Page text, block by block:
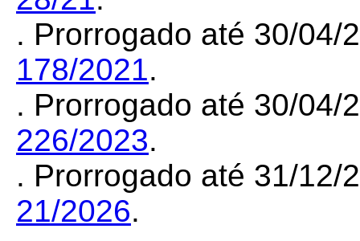
. Prorrogado até 30/04/
178/2021.
. Prorrogado até 30/04/
226/2023.
. Prorrogado até 31/12/
21/2026.